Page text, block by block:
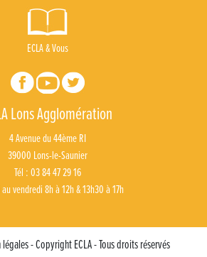
ECLA & Vous
Lons Agglomération
4 Avenue du 44ème RI
39000 Lons-le-Saunier
Tél : 03 84 47 29 16
vendredi 8h à 12h & 13h30 à 17h
- Copyright ECLA - Tous droits réservés